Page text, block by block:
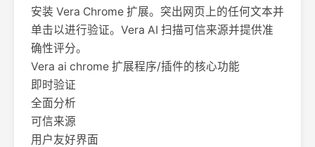
安装 Vera Chrome 扩展。突出网页上的任何文本并
单击以进行验证。Vera AI 扫描可信来源并提供准
确性评分。
Vera ai chrome 扩展程序/插件的核心功能
即时验证
全面分析
可信来源
用户友好界面